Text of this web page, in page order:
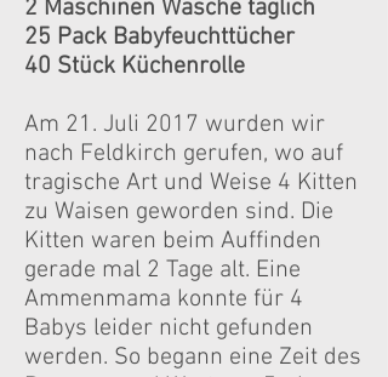
2 Maschinen Wäsche täglich
25 Pack Babyfeuchttücher
40 Stück Küchenrolle
Am 21. Juli 2017 wurden wir
nach Feldkirch gerufen, wo auf
tragische Art und Weise 4 Kitten
zu Waisen geworden sind. Die
Kitten waren beim Auffinden
gerade mal 2 Tage alt. Eine
Ammenmama konnte für 4
Babys leider nicht gefunden
werden. So begann eine Zeit des